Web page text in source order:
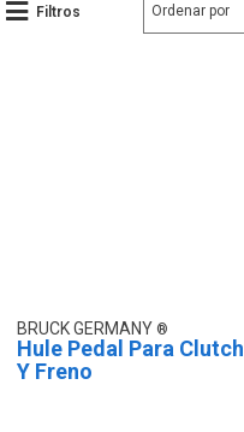
Filtros
BRUCK GERMANY
Hule Pedal Para Clutch
Y Freno